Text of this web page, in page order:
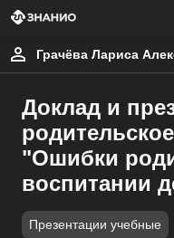
Грачёва Лариса
Доклад и
"Ошибки
воспитании
Презентации учебные